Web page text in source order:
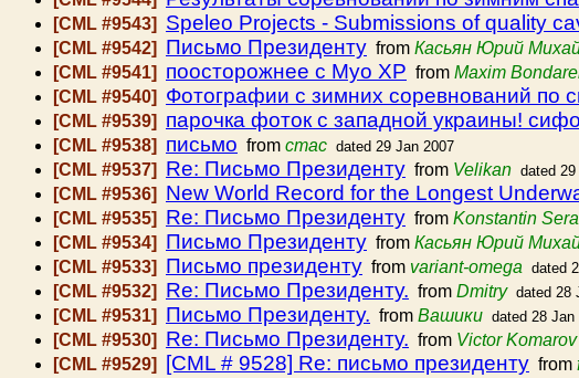
[CML #9543] Speleo Projects - Submissions of quality
[CML #9542] Письмо Президенту from Касьян Юрий
[CML #9541] поосторожнее с Myo XP from Maxim
[CML #9540] Фотографии с зимних соревнований по
[CML #9539] парочка фоток с западной украины!
[CML #9538] письмо from стас dated 29 Jan 2007
[CML #9537] Re: Письмо Президенту from Velikan dated
[CML #9536] New World Record for the Longest
[CML #9535] Re: Письмо Президенту from Konstantin
[CML #9534] Письмо Президенту from Касьян Юрий
[CML #9533] Письмо президенту from variant-omega dated
[CML #9532] Re: Письмо Президенту. from Dmitry dated 28
[CML #9531] Письмо Президенту. from Вашики dated 28 Jan
[CML #9530] Re: Письмо Президенту. from Victor Komarov
[CML #9529] [CML # 9528] Re: письмо президенту from